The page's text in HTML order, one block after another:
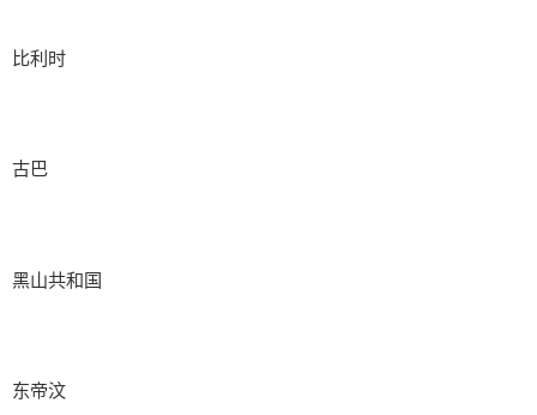
比利时
古巴
黑山共和国
东帝汶